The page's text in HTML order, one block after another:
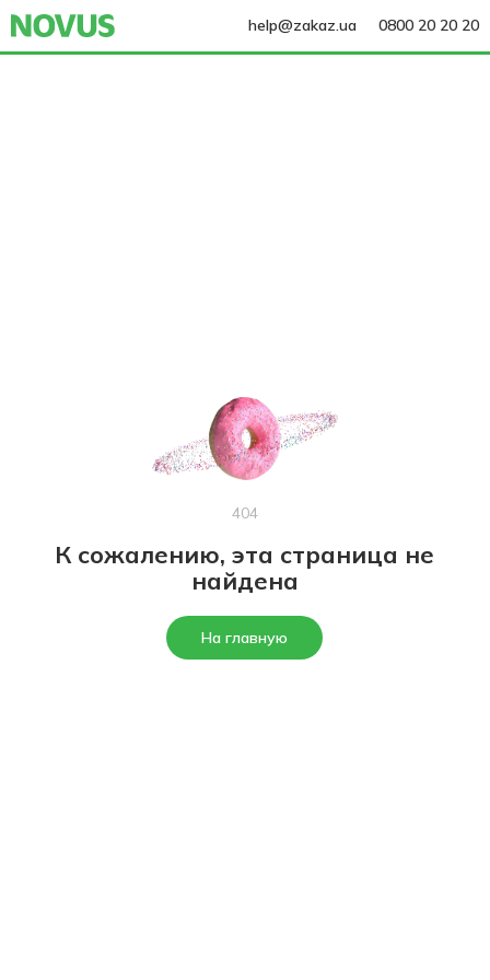
help@zakaz.ua 0800 20 20 20
404
К сожалению, эта страница не
найдена
На главную